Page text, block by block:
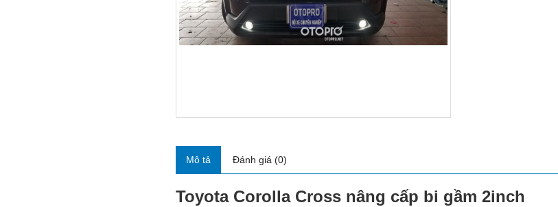
Mô tả Đánh giá (0)
Toyota Corolla Cross nâng cấp bi gầm 2inch